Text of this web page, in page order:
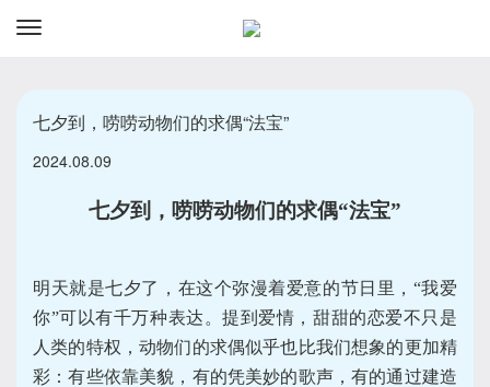
订
七夕到，唠唠动物们的求偶“法宝”
2024.08.09
七夕到，唠唠动物们的求偶“法宝”
明天就是七夕了，在这个弥漫着爱意的节日里，“我爱
你”可以有千万种表达。提到爱情，甜甜的恋爱不只是
人类的特权，动物们的求偶似乎也比我们想象的更加精
彩：有些依靠美貌，有的凭美妙的歌声，有的通过建造